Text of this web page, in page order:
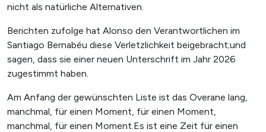
nicht als natürliche Alternativen.
Berichten zufolge hat Alonso den Verantwortlichen im
Santiago Bernabéu diese Verletzlichkeit beigebracht;und
sagen, dass sie einer neuen Unterschrift im Jahr 2026
zugestimmt haben.
Am Anfang der gewünschten Liste ist das Overane lang,
manchmal, für einen Moment, für einen Moment,
manchmal, für einen Moment.Es ist eine Zeit für einen